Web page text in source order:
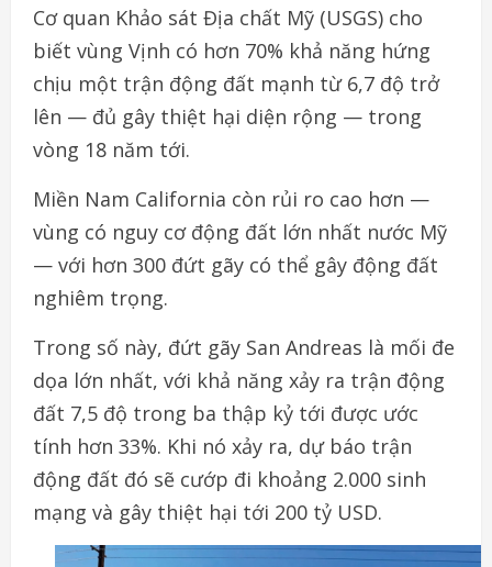
Cơ quan Khảo sát Địa chất Mỹ (USGS) cho
biết vùng Vịnh có hơn 70% khả năng hứng
chịu một trận động đất mạnh từ 6,7 độ trở
lên — đủ gây thiệt hại diện rộng — trong
vòng 18 năm tới.
Miền Nam California còn rủi ro cao hơn —
vùng có nguy cơ động đất lớn nhất nước Mỹ
— với hơn 300 đứt gãy có thể gây động đất
nghiêm trọng.
Trong số này, đứt gãy San Andreas là mối đe
dọa lớn nhất, với khả năng xảy ra trận động
đất 7,5 độ trong ba thập kỷ tới được ước
tính hơn 33%. Khi nó xảy ra, dự báo trận
động đất đó sẽ cướp đi khoảng 2.000 sinh
mạng và gây thiệt hại tới 200 tỷ USD.